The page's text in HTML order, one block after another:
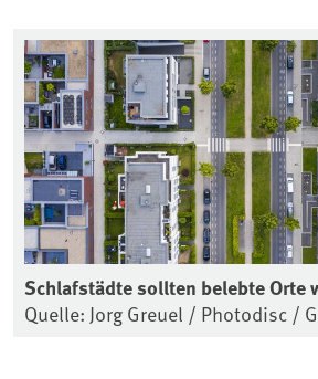
Schlafstädte sollten belebte Orte
Quelle: Jorg Greuel / Photodisc /